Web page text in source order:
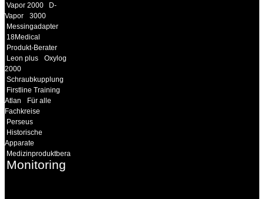
Vapor 2000
D-
Vapor
3000
Messingadapter
18Medical
Produkt-Berater
Leon plus
Oxylog
2000
Schraubkupplung
Firstline Training
Atlan
Für alle
Fachkreise
Perseus
Historische
Apparate
Medizinproduktberater
Monitoring